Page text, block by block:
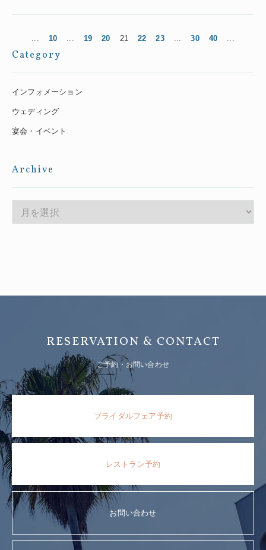
... 10 ... 19 20 21 22 23 ... 30 40 ...
Category
インフォメーション
ウェディング
宴会・イベント
Archive
RESERVATION & CONTACT
ご予約・お問い合わせ
ブライダルフェア予約
レストラン予約
お問い合わせ